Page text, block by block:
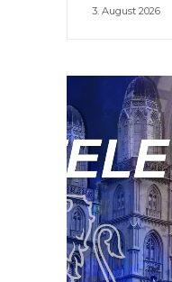
3. August 2026